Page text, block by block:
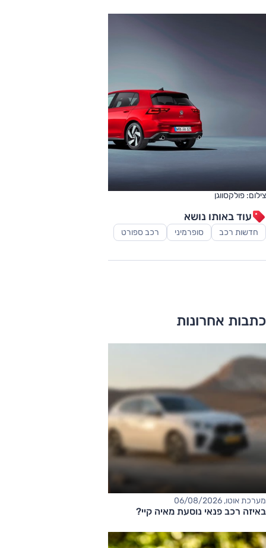
צילום: פולקסווגן
עוד באותו נושא
חדשות רכב סופרמיני רכב ספורט
כתבות אחרונות
מערכת אוטו, 06/08/2026
באיזה רכב פנאי נוסעת מאיה קיי?